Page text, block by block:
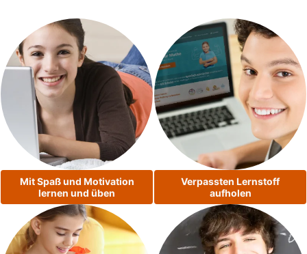
Mit Spaß und Motivation
lernen und üben
Verpassten Lernstoff
aufholen